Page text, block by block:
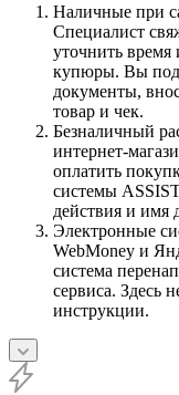
Наличные при
Специалист
уточнить время
купюры. Вы
документы,
товар и чек.
Безналичный
интернет-
оплатить
системы
действия и имя
Электронные
WebMoney и
система
сервиса. Здесь
инструкции.